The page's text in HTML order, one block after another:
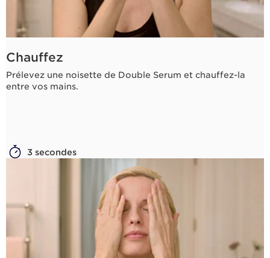
Chauffez
Prélevez une noisette de Double Serum et chauffez-la
entre vos mains.
3 secondes